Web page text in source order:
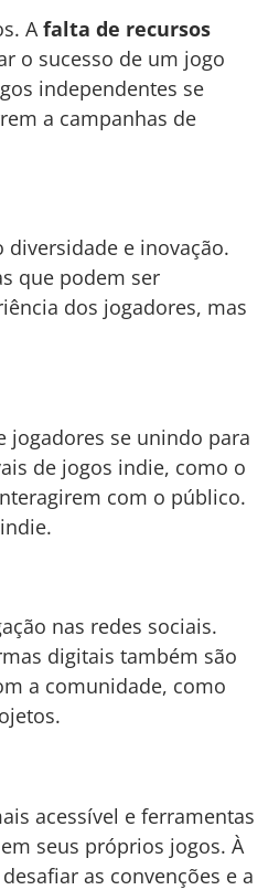
Afalta de recursos
o sucesso de um jogo
independentes se
a campanhas de
e inovação.
que podem ser
dos jogadores, mas
jogadores se unindo para
de jogos indie, como o
com o público.
nas redes sociais.
digitais também são
a comunidade, como
acessível e ferramentas
seus próprios jogos. À
as convenções e a